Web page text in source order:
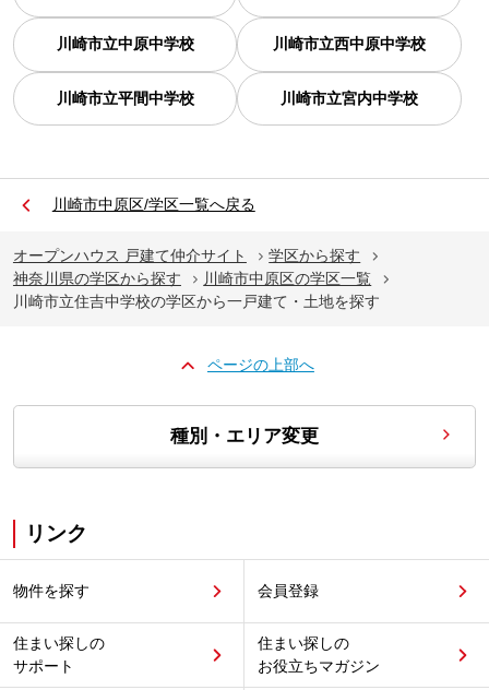
川崎市立中原中学校 川崎市立西中原中学校
川崎市立平間中学校 川崎市立宮内中学校
川崎市中原区/学区一覧へ戻る
オープンハウス 戸建て仲介サイト
学区から探す
神奈川県の学区から探す
川崎市中原区の学区一覧
川崎市立住吉中学校の学区から一戸建て・土地を探す
ページの上部へ
種別・エリア変更
リンク
物件を探す 会員登録
住まい探しの
サポート
住まい探しの
お役立ちマガジン